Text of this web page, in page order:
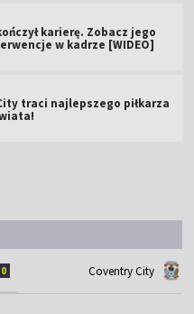
karierę. Zobacz jego
w kadrze [WIDEO]
traci najlepszego piłkarza
Coventry City